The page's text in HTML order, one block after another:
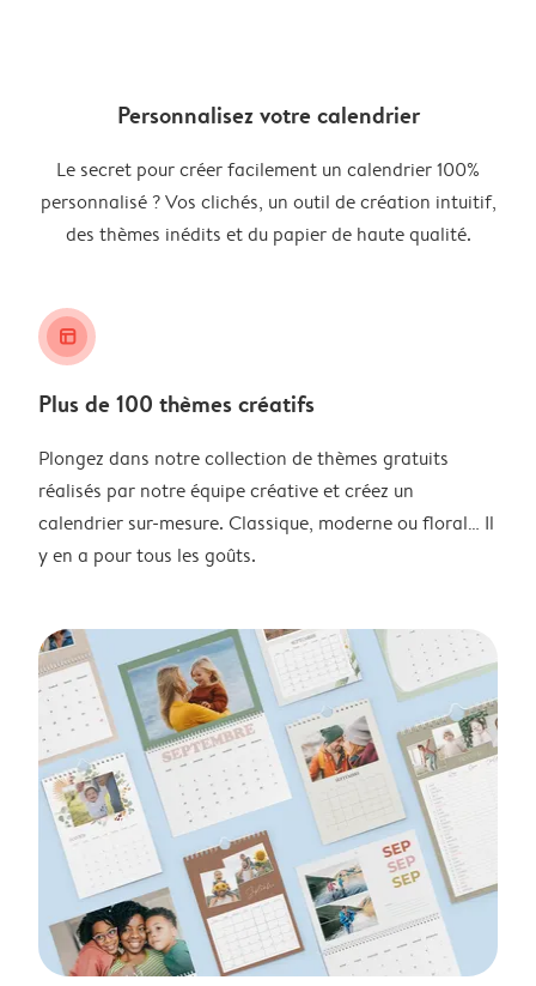
Personnalisez votre calendrier
Le secret pour créer facilement un calendrier 100%
personnalisé ? Vos clichés, un outil de création intuitif,
des thèmes inédits et du papier de haute qualité.
layout_alt
Plus de 100 thèmes créatifs
Plongez dans notre collection de thèmes gratuits
réalisés par notre équipe créative et créez un
calendrier sur-mesure. Classique, moderne ou floral… Il
y en a pour tous les goûts.